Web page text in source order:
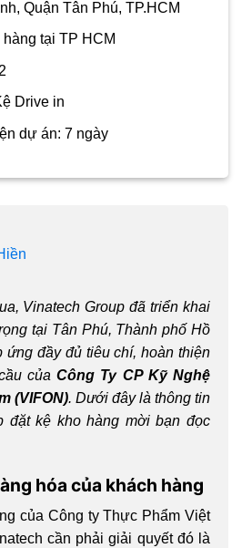
Quận Tân Phú, TP.HCM
tại TP HCM
Drive in
dự án: 7 ngày
Vinatech Group đã triển khai
tại Tân Phú, Thành phố Hồ
ứng đầy đủ tiêu chí, hoàn thiện
củaCông Ty CP Kỹ Nghệ
(VIFON). Dưới đây là thông tin
đặt kệ kho hàng mời bạn đọc
hóa của khách hàng
của Công ty Thực Phẩm Việt
cần phải giải quyết đó là